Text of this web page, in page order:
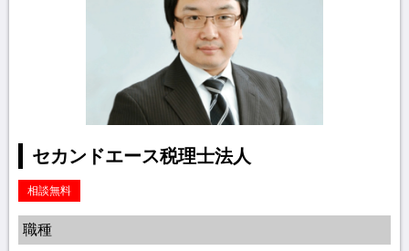
セカンドエース税理士法人
相談無料
職種